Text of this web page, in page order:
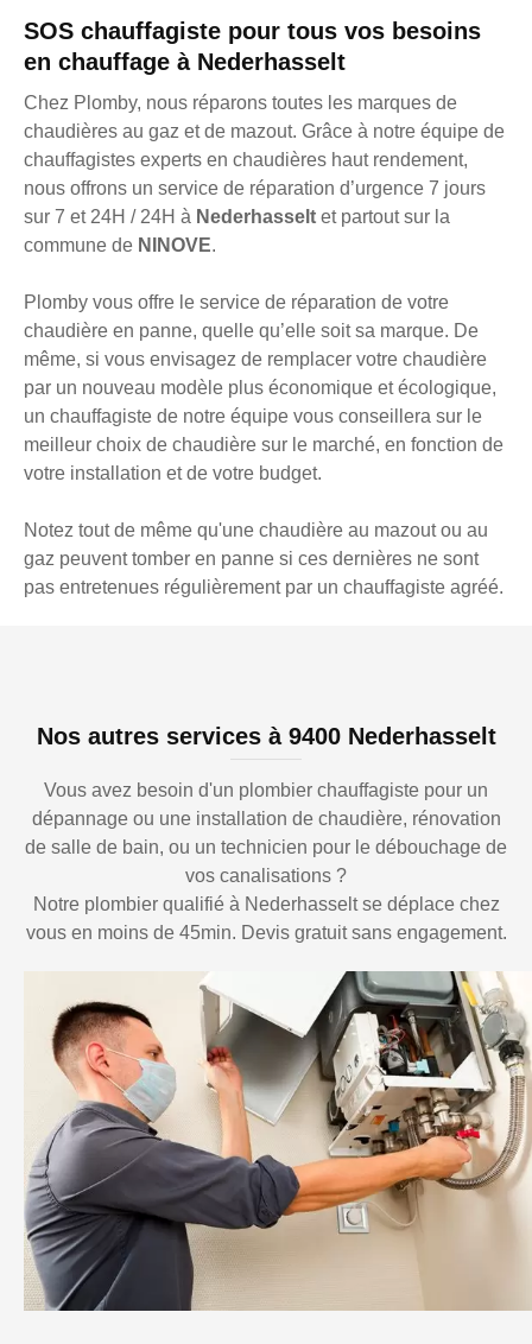
SOS chauffagiste pour tous vos besoins
en chauffage à Nederhasselt
Chez Plomby, nous réparons toutes les marques de
chaudières au gaz et de mazout. Grâce à notre équipe de
chauffagistes experts en chaudières haut rendement,
nous offrons un service de réparation d’urgence 7 jours
sur 7 et 24H / 24H à Nederhasselt et partout sur la
commune de NINOVE.
Plomby vous offre le service de réparation de votre
chaudière en panne, quelle qu’elle soit sa marque. De
même, si vous envisagez de remplacer votre chaudière
par un nouveau modèle plus économique et écologique,
un chauffagiste de notre équipe vous conseillera sur le
meilleur choix de chaudière sur le marché, en fonction de
votre installation et de votre budget.
Notez tout de même qu'une chaudière au mazout ou au
gaz peuvent tomber en panne si ces dernières ne sont
pas entretenues régulièrement par un chauffagiste agréé.
Nos autres services à 9400 Nederhasselt
Vous avez besoin d'un plombier chauffagiste pour un
dépannage ou une installation de chaudière, rénovation
de salle de bain, ou un technicien pour le débouchage de
vos canalisations ?
Notre plombier qualifié à Nederhasselt se déplace chez
vous en moins de 45min. Devis gratuit sans engagement.